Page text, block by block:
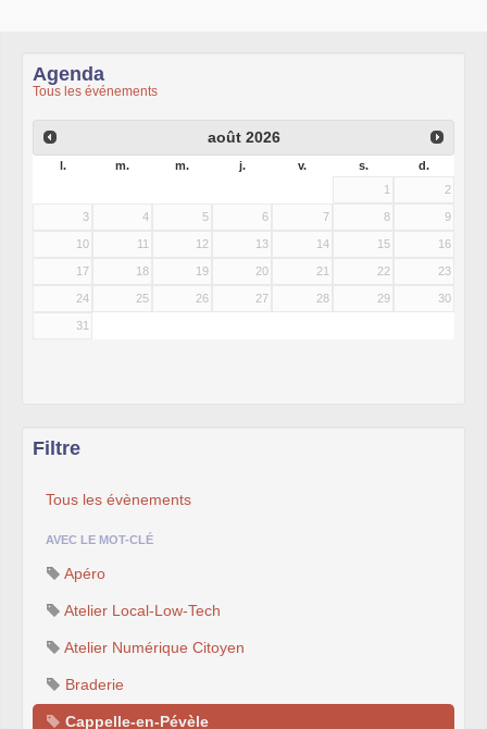
Agenda
Tous les événements
août 2026
l. m. m. j. v. s.
d.
1
2
3 4 5 6 7 8 9
10 11 12 13 14 15 16
17 18 19 20 21 22 23
24 25 26 27 28 29 30
31
Filtre
Tous les évènements
AVEC LE MOT-CLÉ
Apéro
Atelier Local-Low-Tech
Atelier Numérique Citoyen
Braderie
Cappelle-en-Pévèle